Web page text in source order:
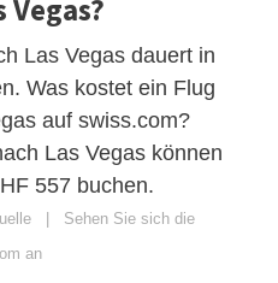
Las Vegas dauert in
Was kostet ein Flug
auf swiss.com?
Las Vegas können
557 buchen.
| Sehen Sie sich die
an